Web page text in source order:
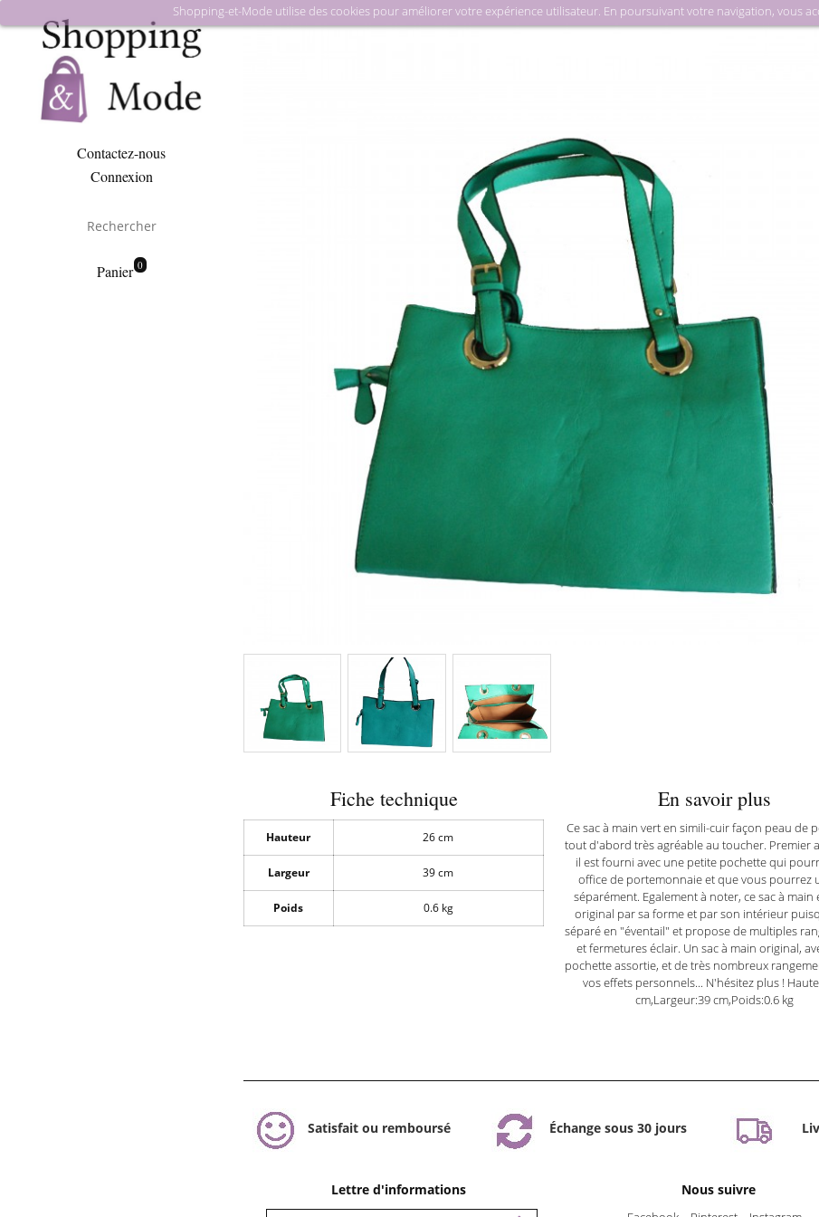
Contactez-nous
Connexion
Panier 0
Shopping-et-Mode utilise des cookies pour améliorer votre expérience utilisateur. En poursuivant votre navigation, vous
Fiche technique
Hauteur 26 cm
Largeur 39 cm
Poids 0.6 kg
En savoir plus
Ce sac à main vert en simili-cuir façon peau de
tout d'abord très agréable au toucher. Premier
il est fourni avec une petite pochette qui
office de portemonnaie et que vous pourrez
séparément. Egalement à noter, ce sac à main
original par sa forme et par son intérieur
séparé en "éventail" et propose de multiples
et fermetures éclair. Un sac à main original,
pochette assortie, et de très nombreux
vos effets personnels... N'hésitez plus !
cm,Largeur:39 cm,Poids:0.6 kg
Satisfait ou remboursé Échange sous 30 jours
Lettre d'informations Nous suivre